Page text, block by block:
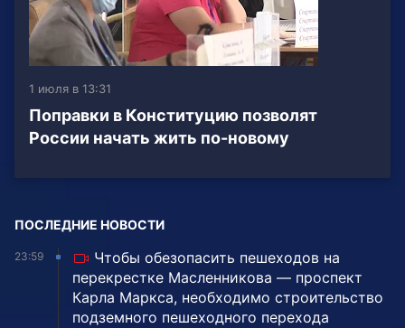
1 июля в 13:31
Поправки в Конституцию позволят
России начать жить по-новому
ПОСЛЕДНИЕ НОВОСТИ
23:59
Чтобы обезопасить пешеходов на
перекрестке Масленникова — проспект
Карла Маркса, необходимо строительство
подземного пешеходного перехода